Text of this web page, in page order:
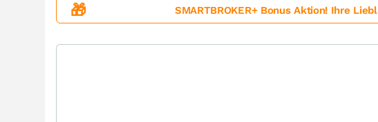
🎁 SMARTBROKER+ Bonus Aktion! Ihre